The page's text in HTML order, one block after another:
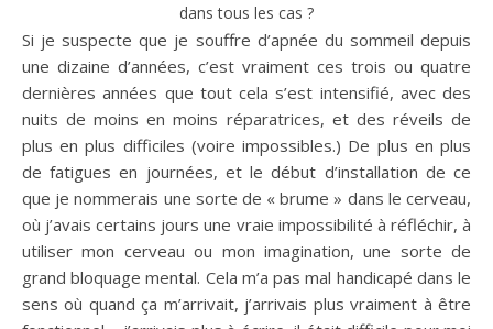
dans tous les cas ?
Si je suspecte que je souffre d’apnée du sommeil depuis
une dizaine d’années, c’est vraiment ces trois ou quatre
dernières années que tout cela s’est intensifié, avec des
nuits de moins en moins réparatrices, et des réveils de
plus en plus difficiles (voire impossibles.) De plus en plus
de fatigues en journées, et le début d’installation de ce
que je nommerais une sorte de « brume » dans le cerveau,
où j’avais certains jours une vraie impossibilité à réfléchir, à
utiliser mon cerveau ou mon imagination, une sorte de
grand bloquage mental. Cela m’a pas mal handicapé dans le
sens où quand ça m’arrivait, j’arrivais plus vraiment à être